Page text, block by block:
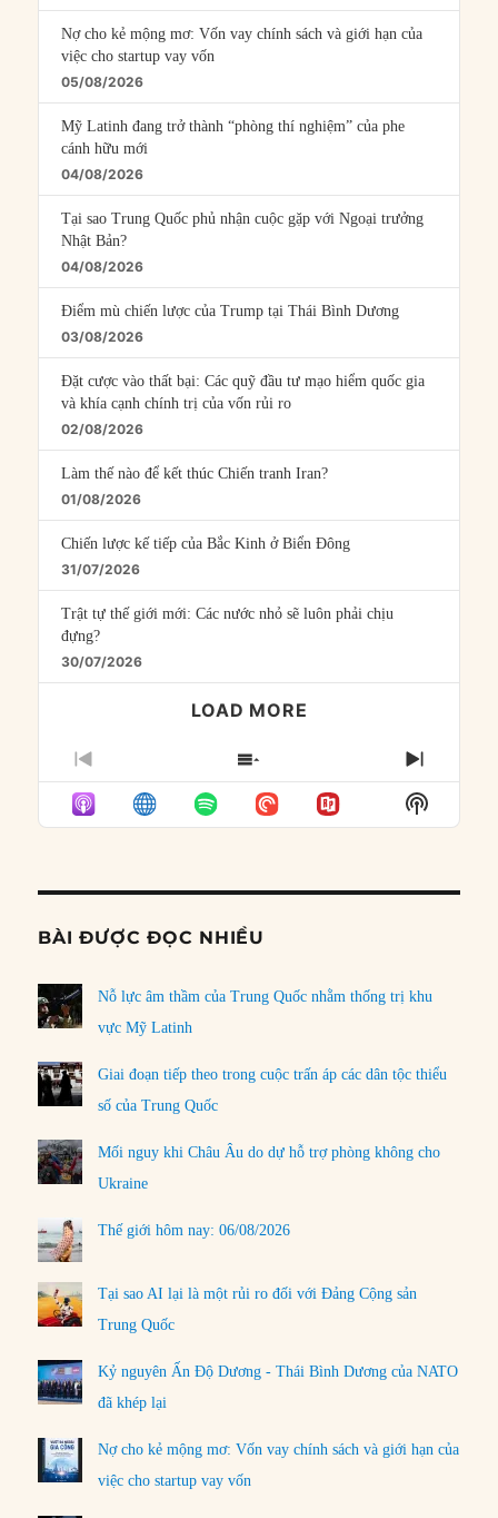
Nợ cho kẻ mộng mơ: Vốn vay chính sách và giới hạn của
việc cho startup vay vốn
05/08/2026
Mỹ Latinh đang trở thành “phòng thí nghiệm” của phe
cánh hữu mới
04/08/2026
Tại sao Trung Quốc phủ nhận cuộc gặp với Ngoại trưởng
Nhật Bản?
04/08/2026
Điểm mù chiến lược của Trump tại Thái Bình Dương
03/08/2026
Đặt cược vào thất bại: Các quỹ đầu tư mạo hiểm quốc gia
và khía cạnh chính trị của vốn rủi ro
02/08/2026
Làm thế nào để kết thúc Chiến tranh Iran?
01/08/2026
Chiến lược kế tiếp của Bắc Kinh ở Biển Đông
31/07/2026
Trật tự thế giới mới: Các nước nhỏ sẽ luôn phải chịu
đựng?
30/07/2026
LOAD MORE
PREVIOUS
EPISODE
SHOW
EPISODES
LIST
NEXT
Show
Podcast
BÀI ĐƯỢC ĐỌC NHIỀU
Nỗ lực âm thầm của Trung Quốc nhằm thống trị khu
vực Mỹ Latinh
Giai đoạn tiếp theo trong cuộc trấn áp các dân tộc thiểu
số của Trung Quốc
Mối nguy khi Châu Âu do dự hỗ trợ phòng không cho
Ukraine
Thế giới hôm nay: 06/08/2026
Tại sao AI lại là một rủi ro đối với Đảng Cộng sản
Trung Quốc
Kỷ nguyên Ấn Độ Dương - Thái Bình Dương của NATO
đã khép lại
Nợ cho kẻ mộng mơ: Vốn vay chính sách và giới hạn của
việc cho startup vay vốn